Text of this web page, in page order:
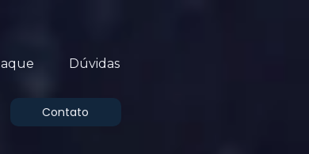
Dúvidas
Contato